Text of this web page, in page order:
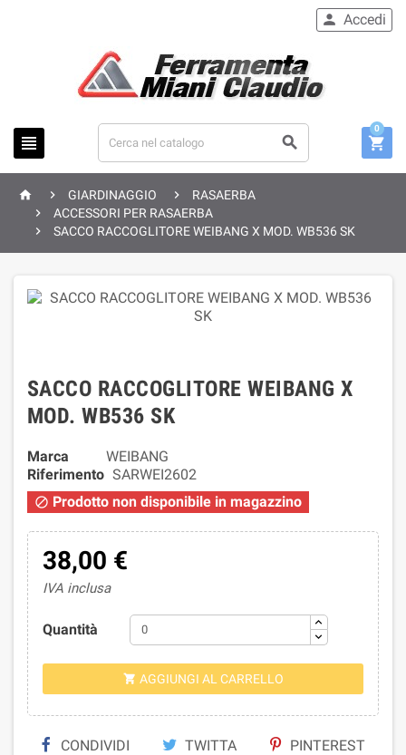
 
 Accedi

0
  GIARDINAGGIO 
RASAERBA

ACCESSORI PER RASAERBA

SACCO RACCOGLITORE WEIBANG X MOD. WB536 SK
SACCO RACCOGLITORE WEIBANG X
MOD. WB536 SK
Marca
WEIBANG
Riferimento SARWEI2602
 Prodotto non disponibile in magazzino
38,00 €
IVA inclusa
Quantità
 AGGIUNGI AL CARRELLO
CONDIVIDI TWITTA PINTEREST